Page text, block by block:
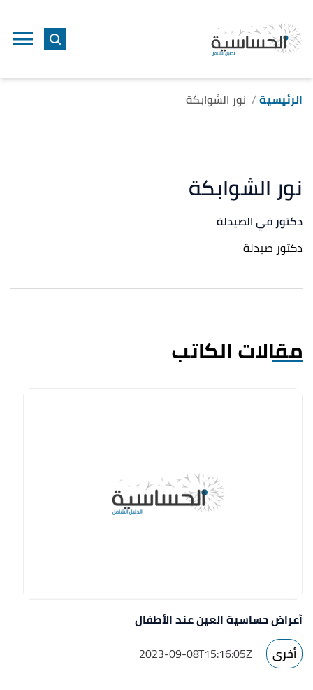
الرئيسية نور الشوابكة
نور الشوابكة
دكتور في الصيدلة
دكتور صيدلة
مقالات الكاتب
أعراض حساسية العين عند الأطفال
أخرى
2023-09-08T15:16:05Z